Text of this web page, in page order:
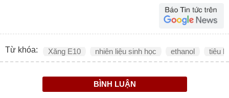
Từ khóa: Xăng E10 nhiên liệu sinh học ethanol tiêu
BÌNH LUẬN